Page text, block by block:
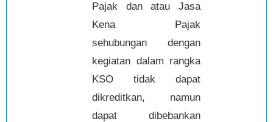
Pajak dan atau Jasa
Kena Pajak
sehubungan dengan
kegiatan dalam rangka
KSO tidak dapat
dikreditkan, namun
dapat dibebankan